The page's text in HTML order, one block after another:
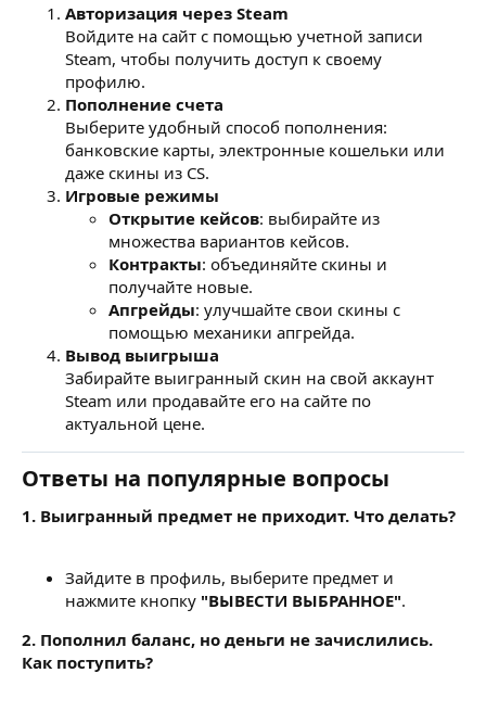
Авторизация через Steam
Войдите на сайт с помощью учетной записи
Steam, чтобы получить доступ к своему
профилю.
Пополнение счета
Выберите удобный способ пополнения:
банковские карты, электронные кошельки или
даже скины из CS.
Игровые режимы
Открытие кейсов: выбирайте из
множества вариантов кейсов.
Контракты: объединяйте скины и
получайте новые.
Апгрейды: улучшайте свои скины с
помощью механики апгрейда.
Вывод выигрыша
Забирайте выигранный скин на свой аккаунт
Steam или продавайте его на сайте по
актуальной цене.
Ответы на популярные вопросы
1. Выигранный предмет не приходит. Что делать?
Зайдите в профиль, выберите предмет и
нажмите кнопку "ВЫВЕСТИ ВЫБРАННОЕ".
2. Пополнил баланс, но деньги не зачислились.
Как поступить?